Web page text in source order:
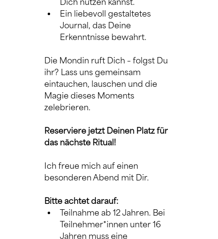
Dich nutzen kannst.
Ein liebevoll gestaltetes
Journal, das Deine
Erkenntnisse bewahrt.
Die Mondin ruft Dich – folgst Du
ihr? Lass uns gemeinsam
eintauchen, lauschen und die
Magie dieses Moments
zelebrieren.
Reserviere jetzt Deinen Platz für
das nächste Ritual!
Ich freue mich auf einen
besonderen Abend mit Dir.
Bitte achtet darauf:
Teilnahme ab 12 Jahren. Bei
Teilnehmer*innen unter 16
Jahren muss eine